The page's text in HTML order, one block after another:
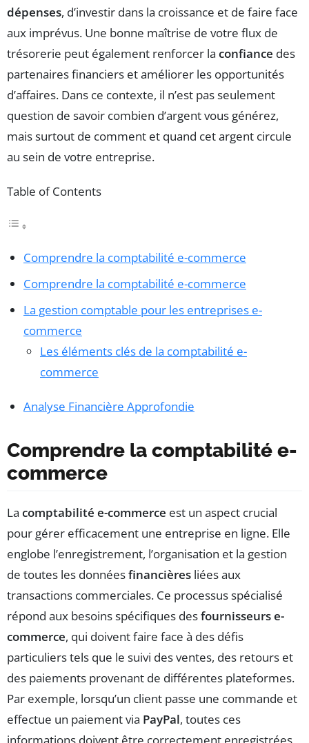
dépenses, d’investir dans la croissance et de faire face
aux imprévus. Une bonne maîtrise de votre flux de
trésorerie peut également renforcer la confiance des
partenaires financiers et améliorer les opportunités
d’affaires. Dans ce contexte, il n’est pas seulement
question de savoir combien d’argent vous générez,
mais surtout de comment et quand cet argent circule
au sein de votre entreprise.
Table of Contents
Comprendre la comptabilité e-commerce
Comprendre la comptabilité e-commerce
La gestion comptable pour les entreprises e-
commerce
Les éléments clés de la comptabilité e-
commerce
Analyse Financière Approfondie
Comprendre la comptabilité e-
commerce
La comptabilité e-commerce est un aspect crucial
pour gérer efficacement une entreprise en ligne. Elle
englobe l’enregistrement, l’organisation et la gestion
de toutes les donnéesfinancières liées aux
transactions commerciales. Ce processus spécialisé
répond aux besoins spécifiques desfournisseurs e-
commerce, qui doivent faire face à des défis
particuliers tels que le suivi des ventes, des retours et
des paiements provenant de différentes plateformes.
Par exemple, lorsqu’un client passe une commande et
effectue un paiement via PayPal, toutes ces